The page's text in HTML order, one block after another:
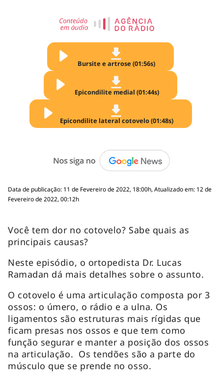
Bursite e artrose (01:56s)
Epicondilite medial (01:44s)
Epicondilite lateral cotovelo (01:48s)
Data de publicação: 11 de Fevereiro de 2022, 18:00h, Atualizado em: 12 de
Fevereiro de 2022, 00:12h
Você tem dor no cotovelo? Sabe quais as
principais causas?
Neste episódio, o ortopedista Dr. Lucas
Ramadan dá mais detalhes sobre o assunto.
O cotovelo é uma articulação composta por 3
ossos: o úmero, o rádio e a ulna. Os
ligamentos são estruturas mais rígidas que
ficam presas nos ossos e que tem como
função segurar e manter a posição dos ossos
na articulação. Os tendões são a parte do
músculo que se prende no osso.